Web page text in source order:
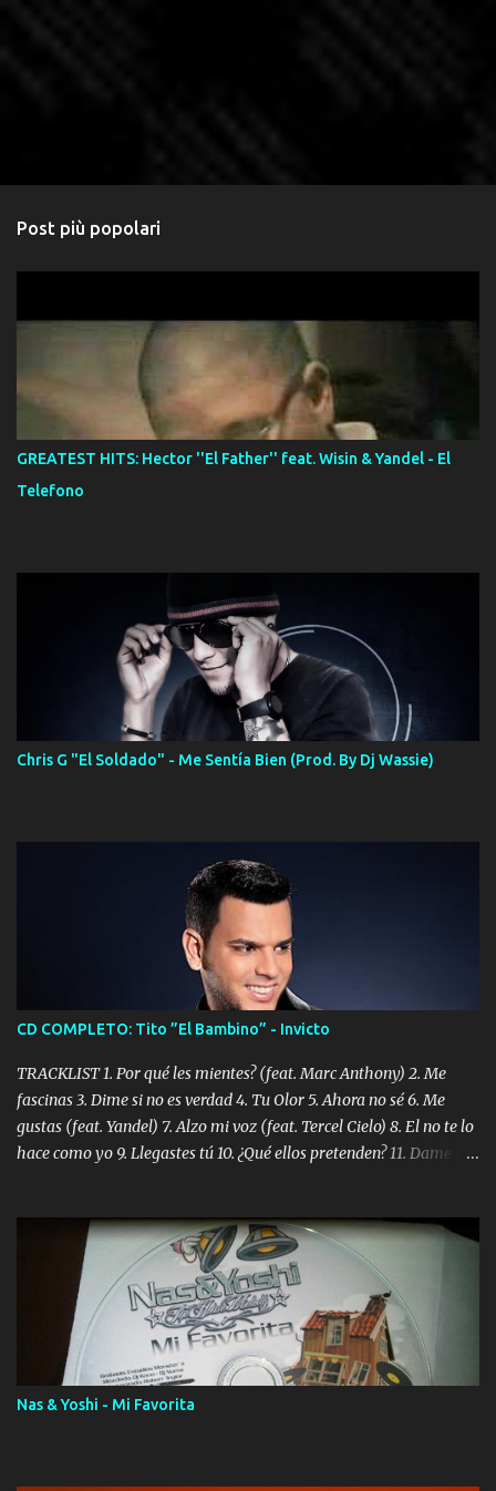
Post più popolari
GREATEST HITS: Hector ''El Father'' feat. Wisin & Yandel - El
Telefono
Chris G "El Soldado" - Me Sentía Bien (Prod. By Dj Wassie)
CD COMPLETO: Tito ”El Bambino” - Invicto
TRACKLIST 1. Por qué les mientes? (feat. Marc Anthony) 2. Me
fascinas 3. Dime si no es verdad 4. Tu Olor 5. Ahora no sé 6. Me
gustas (feat. Yandel) 7. Alzo mi voz (feat. Tercel Cielo) 8. El no te lo
hace como yo 9. Llegastes tú 10. ¿Qué ellos pretenden? 11. Dame la
Digital Booklet – Invicto ----------------------------- Nota:
Album proposto al massimo della qualità in formato iTunes Plus
AAC M4A; comprato su iTunes e a disposizione vostra per il
download. REGGAETON ITALIA Nosotros Somos Los Del
Momento!
Nas & Yoshi - Mi Favorita